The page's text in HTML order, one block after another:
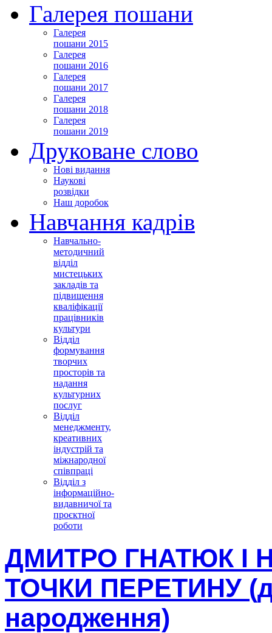
Галерея пошани
Галерея
пошани 2015
Галерея
пошани 2016
Галерея
пошани 2017
Галерея
пошани 2018
Галерея
пошани 2019
Друковане слово
Нові видання
Наукові
розвідки
Наш доробок
Навчання кадрів
Навчально-
методичний
відділ
мистецьких
закладів та
підвищення
кваліфікації
працівників
культури
Відділ
формування
творчих
просторів та
надання
культурних
послуг
Відділ
менеджменту,
креативних
індустрій та
міжнародної
співпраці
Відділ з
інформаційно-
видавничої та
проєктної
роботи
ДМИТРО ГНАТЮК І
ТОЧКИ ПЕРЕТИНУ
народження)